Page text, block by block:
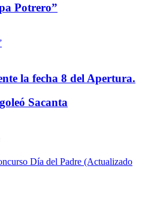
Potrero”
la fecha 8 del Apertura.
Sacanta